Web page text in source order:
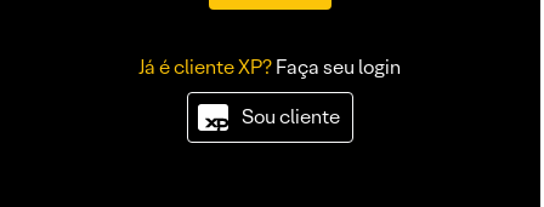
Já é cliente XP?Faça seu login
Sou cliente